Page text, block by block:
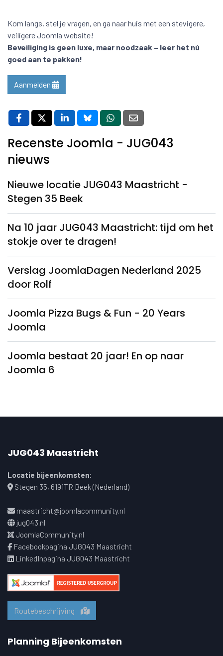
Kom langs, stel je vragen, en ga naar huis met een stevigere,
veiligere Joomla website!
Beveiliging is geen luxe, maar noodzaak – leer het nú
goed aan te pakken!
Aanmelden
Recenste Joomla - JUG043
nieuws
Nieuwe locatie JUG043 Maastricht -
Stegen 35 Beek
Na 10 jaar JUG043 Maastricht: tijd om het
stokje over te dragen!
Verslag JoomlaDagen Nederland 2025
door Rolf
Joomla Pizza Bugs & Fun - 20 Years
Joomla
Joomla bestaat 20 jaar! En op naar
Joomla 6
JUG043 Maastricht
Locatie bijeenkomsten:
Stegen 35, 6191TR Beek (Nederland)
maastricht@joomlacommunity.nl
jug043.nl
JoomlaCommunity.nl
Facebookpagina JUG043 Maastricht
LinkedInpagina JUG043 Maastricht
Routebeschrijving
Planning Bijeenkomsten